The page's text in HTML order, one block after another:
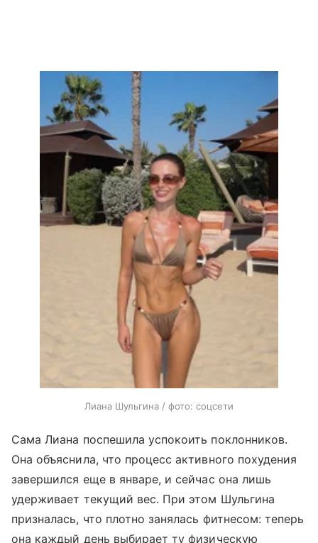
Лиана Шульгина / фото: соцсети
Сама Лиана поспешила успокоить поклонников.
Она объяснила, что процесс активного похудения
завершился еще в январе, и сейчас она лишь
удерживает текущий вес. При этом Шульгина
призналась, что плотно занялась фитнесом: теперь
она каждый день выбирает ту физическую